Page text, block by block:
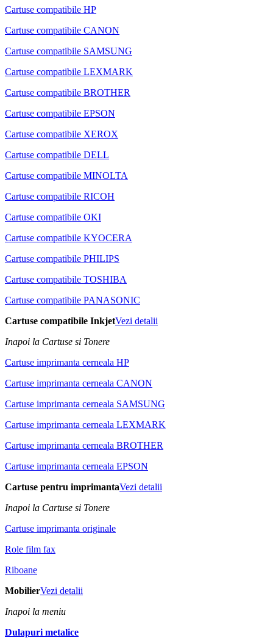
Cartuse compatibile HP
Cartuse compatibile CANON
Cartuse compatibile SAMSUNG
Cartuse compatibile LEXMARK
Cartuse compatibile BROTHER
Cartuse compatibile EPSON
Cartuse compatibile XEROX
Cartuse compatibile DELL
Cartuse compatibile MINOLTA
Cartuse compatibile RICOH
Cartuse compatibile OKI
Cartuse compatibile KYOCERA
Cartuse compatibile PHILIPS
Cartuse compatibile TOSHIBA
Cartuse compatibile PANASONIC
Cartuse compatibile InkjetVezi detalii
Inapoi la Cartuse si Tonere
Cartuse imprimanta cerneala HP
Cartuse imprimanta cerneala CANON
Cartuse imprimanta cerneala SAMSUNG
Cartuse imprimanta cerneala LEXMARK
Cartuse imprimanta cerneala BROTHER
Cartuse imprimanta cerneala EPSON
Cartuse pentru imprimantaVezi detalii
Inapoi la Cartuse si Tonere
Cartuse imprimanta originale
Role film fax
Riboane
MobilierVezi detalii
Inapoi la meniu
Dulapuri metalice